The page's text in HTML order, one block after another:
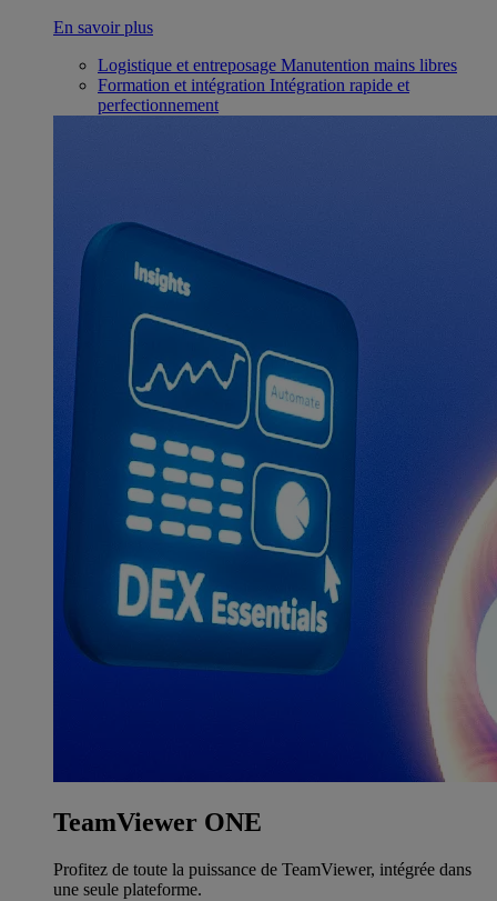
En savoir plus
Logistique et entreposage Manutention mains libres
Formation et intégration Intégration rapide et
perfectionnement
TeamViewer ONE
Profitez de toute la puissance de TeamViewer, intégrée dans
une seule plateforme.